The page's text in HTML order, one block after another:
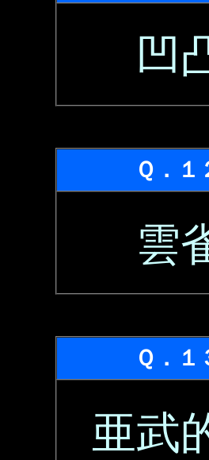
凹
Ｑ．１
雲
Ｑ．１
亜武